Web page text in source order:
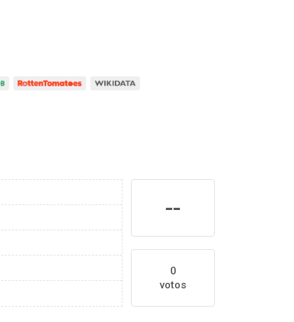
--
0
votos